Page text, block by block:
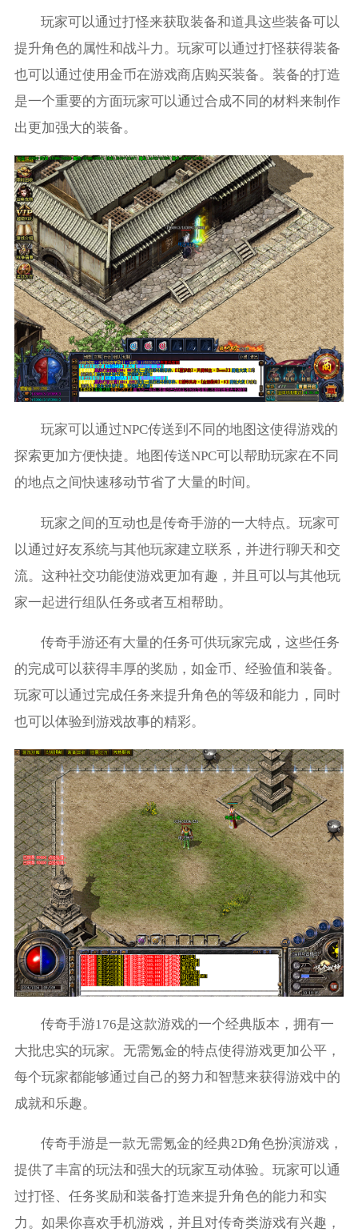
玩家可以通过打怪来获取装备和道具这些装备可以
提升角色的属性和战斗力。玩家可以通过打怪获得装备
也可以通过使用金币在游戏商店购买装备。装备的打造
是一个重要的方面玩家可以通过合成不同的材料来制作
出更加强大的装备。
玩家可以通过NPC传送到不同的地图这使得游戏的
探索更加方便快捷。地图传送NPC可以帮助玩家在不同
的地点之间快速移动节省了大量的时间。
玩家之间的互动也是传奇手游的一大特点。玩家可
以通过好友系统与其他玩家建立联系，并进行聊天和交
流。这种社交功能使游戏更加有趣，并且可以与其他玩
家一起进行组队任务或者互相帮助。
传奇手游还有大量的任务可供玩家完成，这些任务
的完成可以获得丰厚的奖励，如金币、经验值和装备。
玩家可以通过完成任务来提升角色的等级和能力，同时
也可以体验到游戏故事的精彩。
传奇手游176是这款游戏的一个经典版本，拥有一
大批忠实的玩家。无需氪金的特点使得游戏更加公平，
每个玩家都能够通过自己的努力和智慧来获得游戏中的
成就和乐趣。
传奇手游是一款无需氪金的经典2D角色扮演游戏，
提供了丰富的玩法和强大的玩家互动体验。玩家可以通
过打怪、任务奖励和装备打造来提升角色的能力和实
力。如果你喜欢手机游戏，并且对传奇类游戏有兴趣，